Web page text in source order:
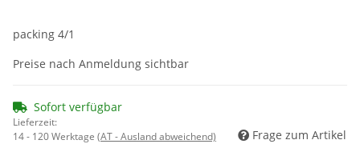
packing 4/1
Preise nach Anmeldung sichtbar
Sofort verfügbar
Lieferzeit:
14 - 120 Werktage (AT - Ausland abweichend) Frage zum Artikel